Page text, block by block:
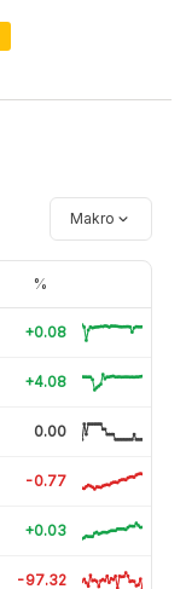
Makro
%
+0.08
+4.08
0.00
-0.77
+0.03
-97.32